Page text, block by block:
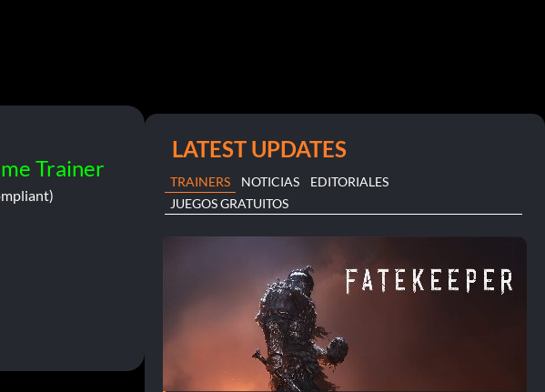
Trainer
LATEST UPDATES
TRAINERS NOTICIAS
EDITORIALES
JUEGOS GRATUITOS